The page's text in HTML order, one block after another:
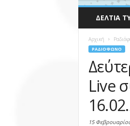
ΔΕΛΤΊΑ
Αρχική
ΡΑΔΙΌΦΩΝΟ
Live
15